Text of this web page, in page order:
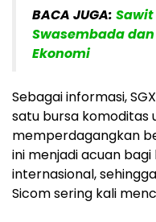
BACA JUGA:
Swasembada
Ekonomi
Sebagai informasi,
satu bursa komoditas
memperdagangkan
ini menjadi acuan
internasional,
Sicom sering kali